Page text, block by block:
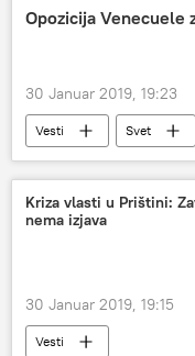
S-300 raketni sistem
Opozicija Venecuele
30 Januar 2019, 19:23
Vesti Svet
Kriza vlasti u Prištini:
nema izjava
30 Januar 2019, 19:15
Vesti